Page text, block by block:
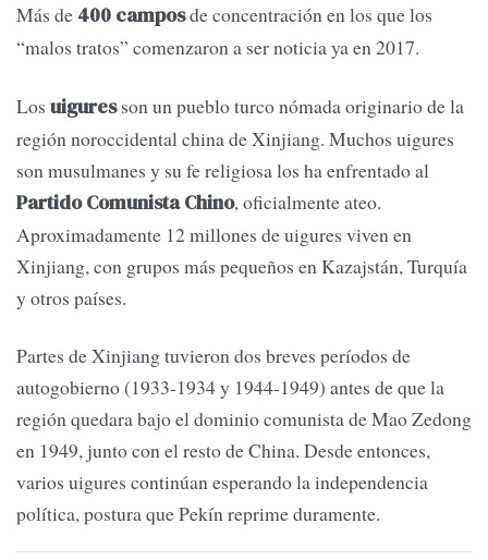
Más de 400 camposde concentración en los que los
“malos tratos” comenzaron a ser noticia ya en 2017.
Los uiguresson un pueblo turco nómada originario de la
región noroccidental china de Xinjiang. Muchos uigures
son musulmanes y su fe religiosa los ha enfrentado al
Partido Comunista Chino, oficialmente ateo.
Aproximadamente 12 millones de uigures viven en
Xinjiang, con grupos más pequeños en Kazajstán, Turquía
y otros países.
Partes de Xinjiang tuvieron dos breves períodos de
autogobierno (1933-1934 y 1944-1949) antes de que la
región quedara bajo el dominio comunista de Mao Zedong
en 1949, junto con el resto de China. Desde entonces,
varios uigures continúan esperando la independencia
política, postura que Pekín reprime duramente.